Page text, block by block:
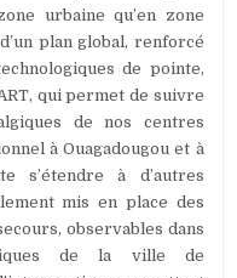
urbaine qu’en zone
plan global, renforcé
de pointe,
qui permet de suivre
de nos centres
à Ouagadougou et à
s’étendre à d’autres
mis en place des
observables dans
de la ville de